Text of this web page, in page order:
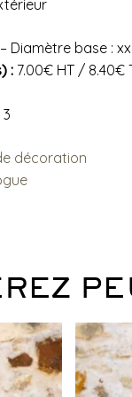
Diamètre base :
: 7.00€ HT / 8.40€
décoration